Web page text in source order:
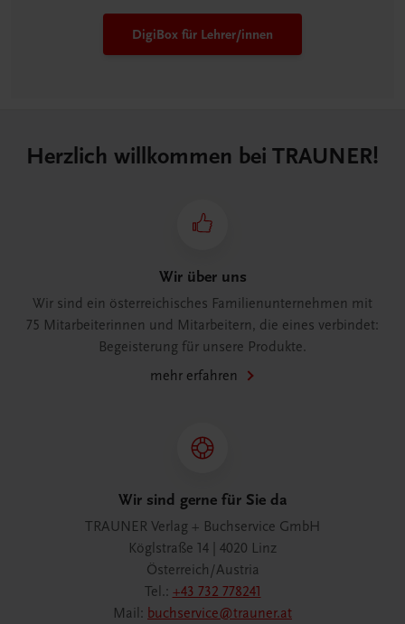
DigiBox für Lehrer/innen
Herzlich willkommen bei TRAUNER!
Wir über uns
Wir sind ein österreichisches Familienunternehmen mit
75 Mitarbeiterinnen und Mitarbeitern, die eines verbindet:
Begeisterung für unsere Produkte.
mehr erfahren
Wir sind gerne für Sie da
TRAUNER Verlag + Buchservice GmbH
Köglstraße 14 | 4020 Linz
Österreich/Austria
Tel.: +43 732 778241
Mail: buchservice@trauner.at